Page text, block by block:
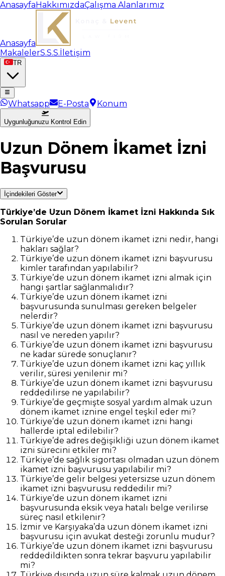
AnasayfaHakkımızdaÇalışma Alanlarımız
Anasayfa
MakalelerS.S.S.İletişim
TR
Whatsapp E-Posta Konum
Uygunluğunuzu Kontrol Edin
Uzun Dönem İkamet İzni
Başvurusu
İçindekileri Göster
Türkiye’de Uzun Dönem İkamet İzni Hakkında Sık
Sorulan Sorular
Türkiye’de uzun dönem ikamet izni nedir, hangi
hakları sağlar?
Türkiye’de uzun dönem ikamet izni başvurusu
kimler tarafından yapılabilir?
Türkiye’de uzun dönem ikamet izni almak için
hangi şartlar sağlanmalıdır?
Türkiye’de uzun dönem ikamet izni
başvurusunda sunulması gereken belgeler
nelerdir?
Türkiye’de uzun dönem ikamet izni başvurusu
nasıl ve nereden yapılır?
Türkiye’de uzun dönem ikamet izni başvurusu
ne kadar sürede sonuçlanır?
Türkiye’de uzun dönem ikamet izni kaç yıllık
verilir, süresi yenilenir mi?
Türkiye’de uzun dönem ikamet izni başvurusu
reddedilirse ne yapılabilir?
Türkiye’de geçmişte sosyal yardım almak uzun
dönem ikamet iznine engel teşkil eder mi?
Türkiye’de uzun dönem ikamet izni hangi
hallerde iptal edilebilir?
Türkiye’de adres değişikliği uzun dönem ikamet
izni sürecini etkiler mi?
Türkiye’de sağlık sigortası olmadan uzun dönem
ikamet izni başvurusu yapılabilir mi?
Türkiye’de gelir belgesi yetersizse uzun dönem
ikamet izni başvurusu reddedilir mi?
Türkiye’de uzun dönem ikamet izni
başvurusunda eksik veya hatalı belge verilirse
süreç nasıl etkilenir?
İzmir ve Karşıyaka’da uzun dönem ikamet izni
başvurusu için avukat desteği zorunlu mudur?
Türkiye’de uzun dönem ikamet izni başvurusu
reddedildikten sonra tekrar başvuru yapılabilir
mi?